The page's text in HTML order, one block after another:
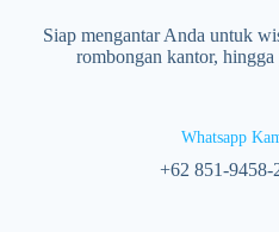
Siap mengantar Anda untuk
rombongan kantor,
Whatsapp
‪+62